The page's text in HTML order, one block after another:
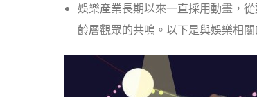
娛樂產業長期以來一直採用動畫，
齡層觀眾的共鳴。以下是與娛樂相關